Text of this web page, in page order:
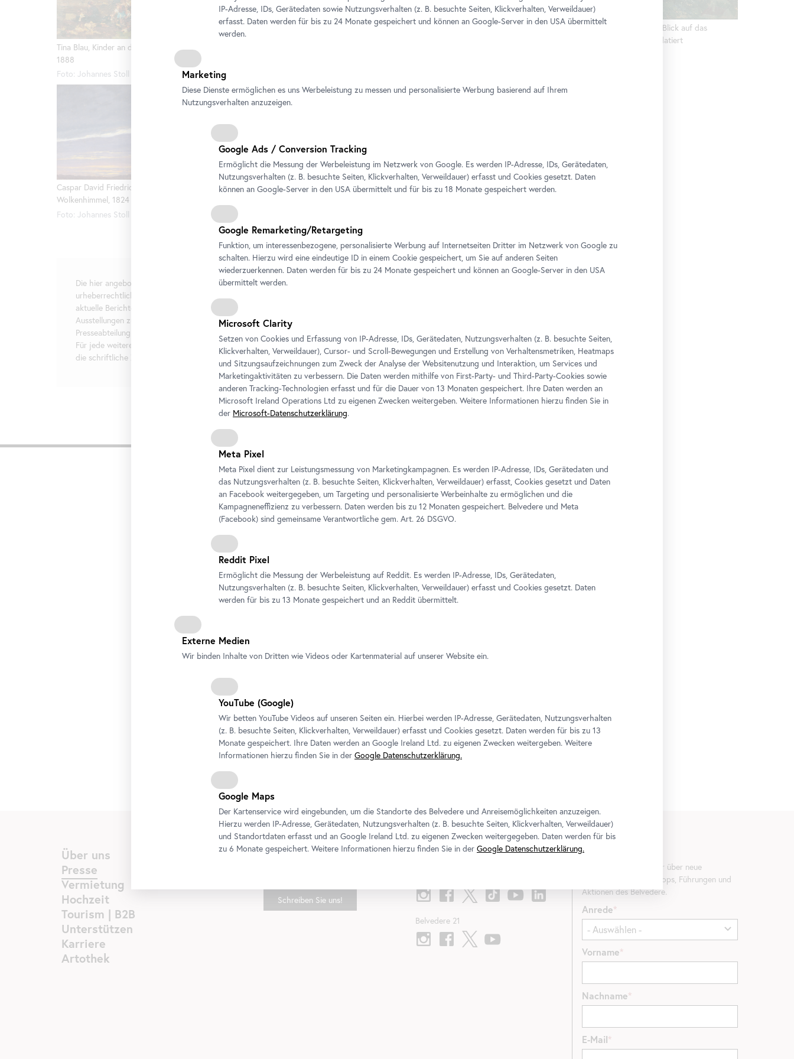
Tina Blau, Kinder an der Friedhofsmauer,
1888
Foto: Johannes Stoll © Belvedere, Wien
Theodor von Hörmann, Esparsettenfeld bei
Znaim II, um 1893
Foto: Johannes Stoll © Belvedere, Wien
Olga Wisinger-Florian, Blick auf das
Kahlenberger Dorf, undatiert
Caspar David Friedrich, Abendlicher
Wolkenhimmel, 1824
Foto: Johannes Stoll © Belvedere, Wien
Emil Jakob Schindler, Meeresküste von Sylt,
1892
Foto: Johannes Stoll © Belvedere, Wien
Adalbert Stifter, Wolkenstudie, um 1840
Die hier angebotenen Texte und Bilder sind
urheberrechtlich geschützt und stehen ausschließlich für
aktuelle Berichterstattung über die genannten
Ausstellungen zur freien Verfügung. Kontaktieren Sie die
Presseabteilung bezüglich der entsprechenden Bildrechte.
Für jede weitere Nutzung oder Weitergabe holen Sie bitte
die schriftliche Zustimmung des Presseteams ein.
T: +43 1 795 57-177
M:+43 664 800 141-177
E-Mail:p.fuchs@belvedere.at
Zugehörige Ausstellung
23. Mai 2019-8. September 2019
Über uns
Presse
Vermietung
Hochzeit
Tourism | B2B
Unterstützen
Karriere
Artothek
Kontakt
Schreiben Sie uns!
Folgen Sie uns
Belvedere 21
Newsletter
Erfahren Sie als Erste*r über neue
Ausstellungen, Workshops, Führungen und
Aktionen des Belvedere.
Anrede
Vorname
Nachname
E-Mail
IP-Adresse, IDs, Gerätedaten sowie Nutzungsverhalten (z. B. besuchte Seiten, Klickverhalten, Verweildauer)
erfasst. Daten werden für bis zu 24 Monate gespeichert und können an Google-Server in den USA übermittelt
werden.
Marketing
Diese Dienste ermöglichen es uns Werbeleistung zu messen und personalisierte Werbung basierend auf Ihrem
Nutzungsverhalten anzuzeigen.
Google Ads / Conversion Tracking
Ermöglicht die Messung der Werbeleistung im Netzwerk von Google. Es werden IP-Adresse, IDs, Gerätedaten,
Nutzungsverhalten (z. B. besuchte Seiten, Klickverhalten, Verweildauer) erfasst und Cookies gesetzt. Daten
können an Google-Server in den USA übermittelt und für bis zu 18 Monate gespeichert werden.
Google Remarketing/Retargeting
Funktion, um interessenbezogene, personalisierte Werbung auf Internetseiten Dritter im Netzwerk von Google zu
schalten. Hierzu wird eine eindeutige ID in einem Cookie gespeichert, um Sie auf anderen Seiten
wiederzuerkennen. Daten werden für bis zu 24 Monate gespeichert und können an Google-Server in den USA
übermittelt werden.
Microsoft Clarity
Setzen von Cookies und Erfassung von IP-Adresse, IDs, Gerätedaten, Nutzungsverhalten (z. B. besuchte Seiten,
Klickverhalten, Verweildauer), Cursor- und Scroll-Bewegungen und Erstellung von Verhaltensmetriken, Heatmaps
und Sitzungsaufzeichnungen zum Zweck der Analyse der Websitenutzung und Interaktion, um Services und
Marketingaktivitäten zu verbessern. Die Daten werden mithilfe von First-Party- und Third-Party-Cookies sowie
anderen Tracking-Technologien erfasst und für die Dauer von 13 Monaten gespeichert. Ihre Daten werden an
Microsoft Ireland Operations Ltd zu eigenen Zwecken weitergeben. Weitere Informationen hierzu finden Sie in
der Microsoft-Datenschutzerklärung.
Meta Pixel
Meta Pixel dient zur Leistungsmessung von Marketingkampagnen. Es werden IP-Adresse, IDs, Gerätedaten und
das Nutzungsverhalten (z. B. besuchte Seiten, Klickverhalten, Verweildauer) erfasst, Cookies gesetzt und Daten
an Facebook weitergegeben, um Targeting und personalisierte Werbeinhalte zu ermöglichen und die
Kampagneneffizienz zu verbessern. Daten werden bis zu 12 Monaten gespeichert. Belvedere und Meta
(Facebook) sind gemeinsame Verantwortliche gem. Art. 26 DSGVO.
Reddit Pixel
Ermöglicht die Messung der Werbeleistung auf Reddit. Es werden IP-Adresse, IDs, Gerätedaten,
Nutzungsverhalten (z. B. besuchte Seiten, Klickverhalten, Verweildauer) erfasst und Cookies gesetzt. Daten
werden für bis zu 13 Monate gespeichert und an Reddit übermittelt.
Externe Medien
Wir binden Inhalte von Dritten wie Videos oder Kartenmaterial auf unserer Website ein.
YouTube (Google)
Wir betten YouTube Videos auf unseren Seiten ein. Hierbei werden IP-Adresse, Gerätedaten, Nutzungsverhalten
(z. B. besuchte Seiten, Klickverhalten, Verweildauer) erfasst und Cookies gesetzt. Daten werden für bis zu 13
Monate gespeichert. Ihre Daten werden an Google Ireland Ltd. zu eigenen Zwecken weitergeben. Weitere
Informationen hierzu finden Sie in der Google Datenschutzerklärung.
Google Maps
Der Kartenservice wird eingebunden, um die Standorte des Belvedere und Anreisemöglichkeiten anzuzeigen.
Hierzu werden IP-Adresse, Gerätedaten, Nutzungsverhalten (z. B. besuchte Seiten, Klickverhalten, Verweildauer)
und Standortdaten erfasst und an Google Ireland Ltd. zu eigenen Zwecken weitergegeben. Daten werden für bis
zu 6 Monate gespeichert. Weitere Informationen hierzu finden Sie in der Google Datenschutzerklärung.